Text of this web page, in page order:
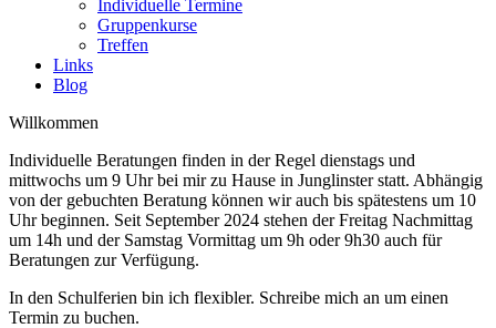
Individuelle Termine
Gruppenkurse
Treffen
Links
Blog
Willkommen
Individuelle Beratungen finden in der Regel dienstags und
mittwochs um 9 Uhr bei mir zu Hause in Junglinster statt. Abhängig
von der gebuchten Beratung können wir auch bis spätestens um 10
Uhr beginnen. Seit September 2024 stehen der Freitag Nachmittag
um 14h und der Samstag Vormittag um 9h oder 9h30 auch für
Beratungen zur Verfügung.
In den Schulferien bin ich flexibler. Schreibe mich an um einen
Termin zu buchen.